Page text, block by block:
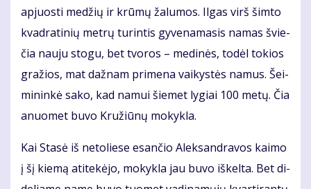
ap­juos­ti me­džių ir krū­mų ža­lu­mos. Il­gas virš šim­to
kvad­ra­ti­nių met­rų tu­rin­tis gy­ve­na­ma­sis na­mas švie­
čia nau­ju sto­gu, bet tvo­ros – me­di­nės, to­dėl to­kios
gra­žios, mat daž­nam pri­me­na vai­kys­tės na­mus. Šei­
mi­nin­kė sa­ko, kad na­mui šie­met ly­giai 100 me­tų. Čia
anuo­met bu­vo Kru­žiū­nų mo­kyk­la.
Kai Sta­sė iš ne­to­lie­se esan­čio Alek­san­dra­vos kai­mo
į šį kie­mą ati­te­kė­jo, mo­kyk­la jau bu­vo iš­kel­ta. Bet di­